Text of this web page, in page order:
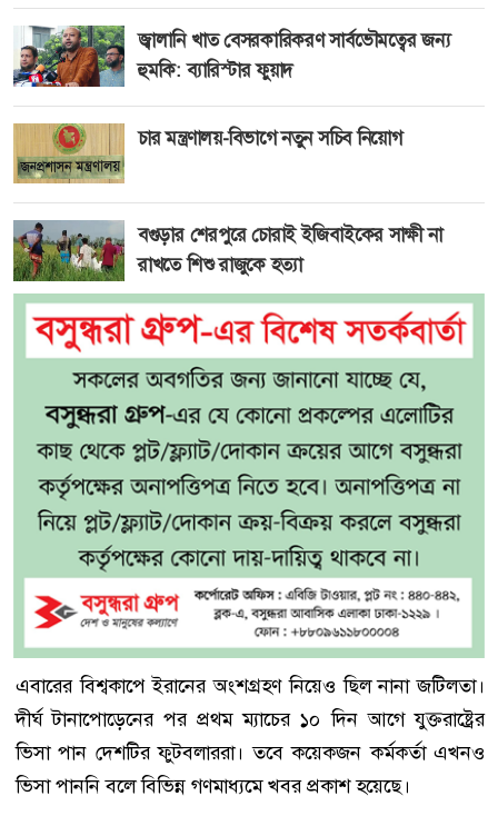
জ্বালানি খাত বেসরকারিকরণ সার্বভৌমত্বের জন্য
হুমকি: ব্যারিস্টার ফুয়াদ
চার মন্ত্রণালয়-বিভাগে নতুন সচিব নিয়োগ
বগুড়ার শেরপুরে চোরাই ইজিবাইকের সাক্ষী না
রাখতে শিশু রাজুকে হত্যা
এবারের বিশ্বকাপে ইরানের অংশগ্রহণ নিয়েও ছিল নানা জটিলতা।
দীর্ঘ টানাপোড়েনের পর প্রথম ম্যাচের ১০ দিন আগে যুক্তরাষ্ট্রের
ভিসা পান দেশটির ফুটবলাররা। তবে কয়েকজন কর্মকর্তা এখনও
ভিসা পাননি বলে বিভিন্ন গণমাধ্যমে খবর প্রকাশ হয়েছে।